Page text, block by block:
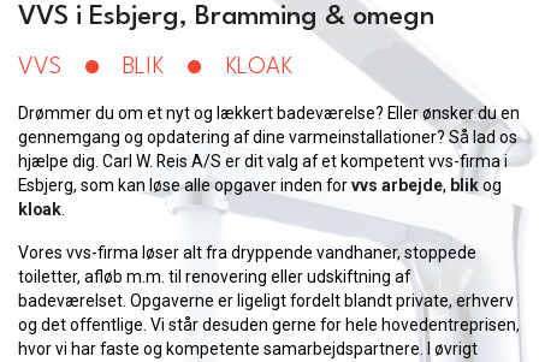
VVS i Esbjerg, Bramming & omegn
VVS BLIK KLOAK​
Drømmer du om et nyt og lækkert badeværelse? Eller ønsker du en
gennemgang og opdatering af dine varmeinstallationer? Så lad os
hjælpe dig. Carl W. Reis A/S er dit valg af et kompetent vvs-firma i
Esbjerg, som kan løse alle opgaver inden forvvs arbejde, blikog
kloak
​​Vores vvs-firma løser alt fra dryppende vandhaner, stoppede
toiletter, afløb m.m. til renovering eller udskiftning af
badeværelset. Opgaverne er ligeligt fordelt blandt private, erhverv
og det offentlige. Vi står desuden gerne for hele hovedentreprisen,
hvor vi har faste og kompetente samarbejdspartnere. I øvrigt